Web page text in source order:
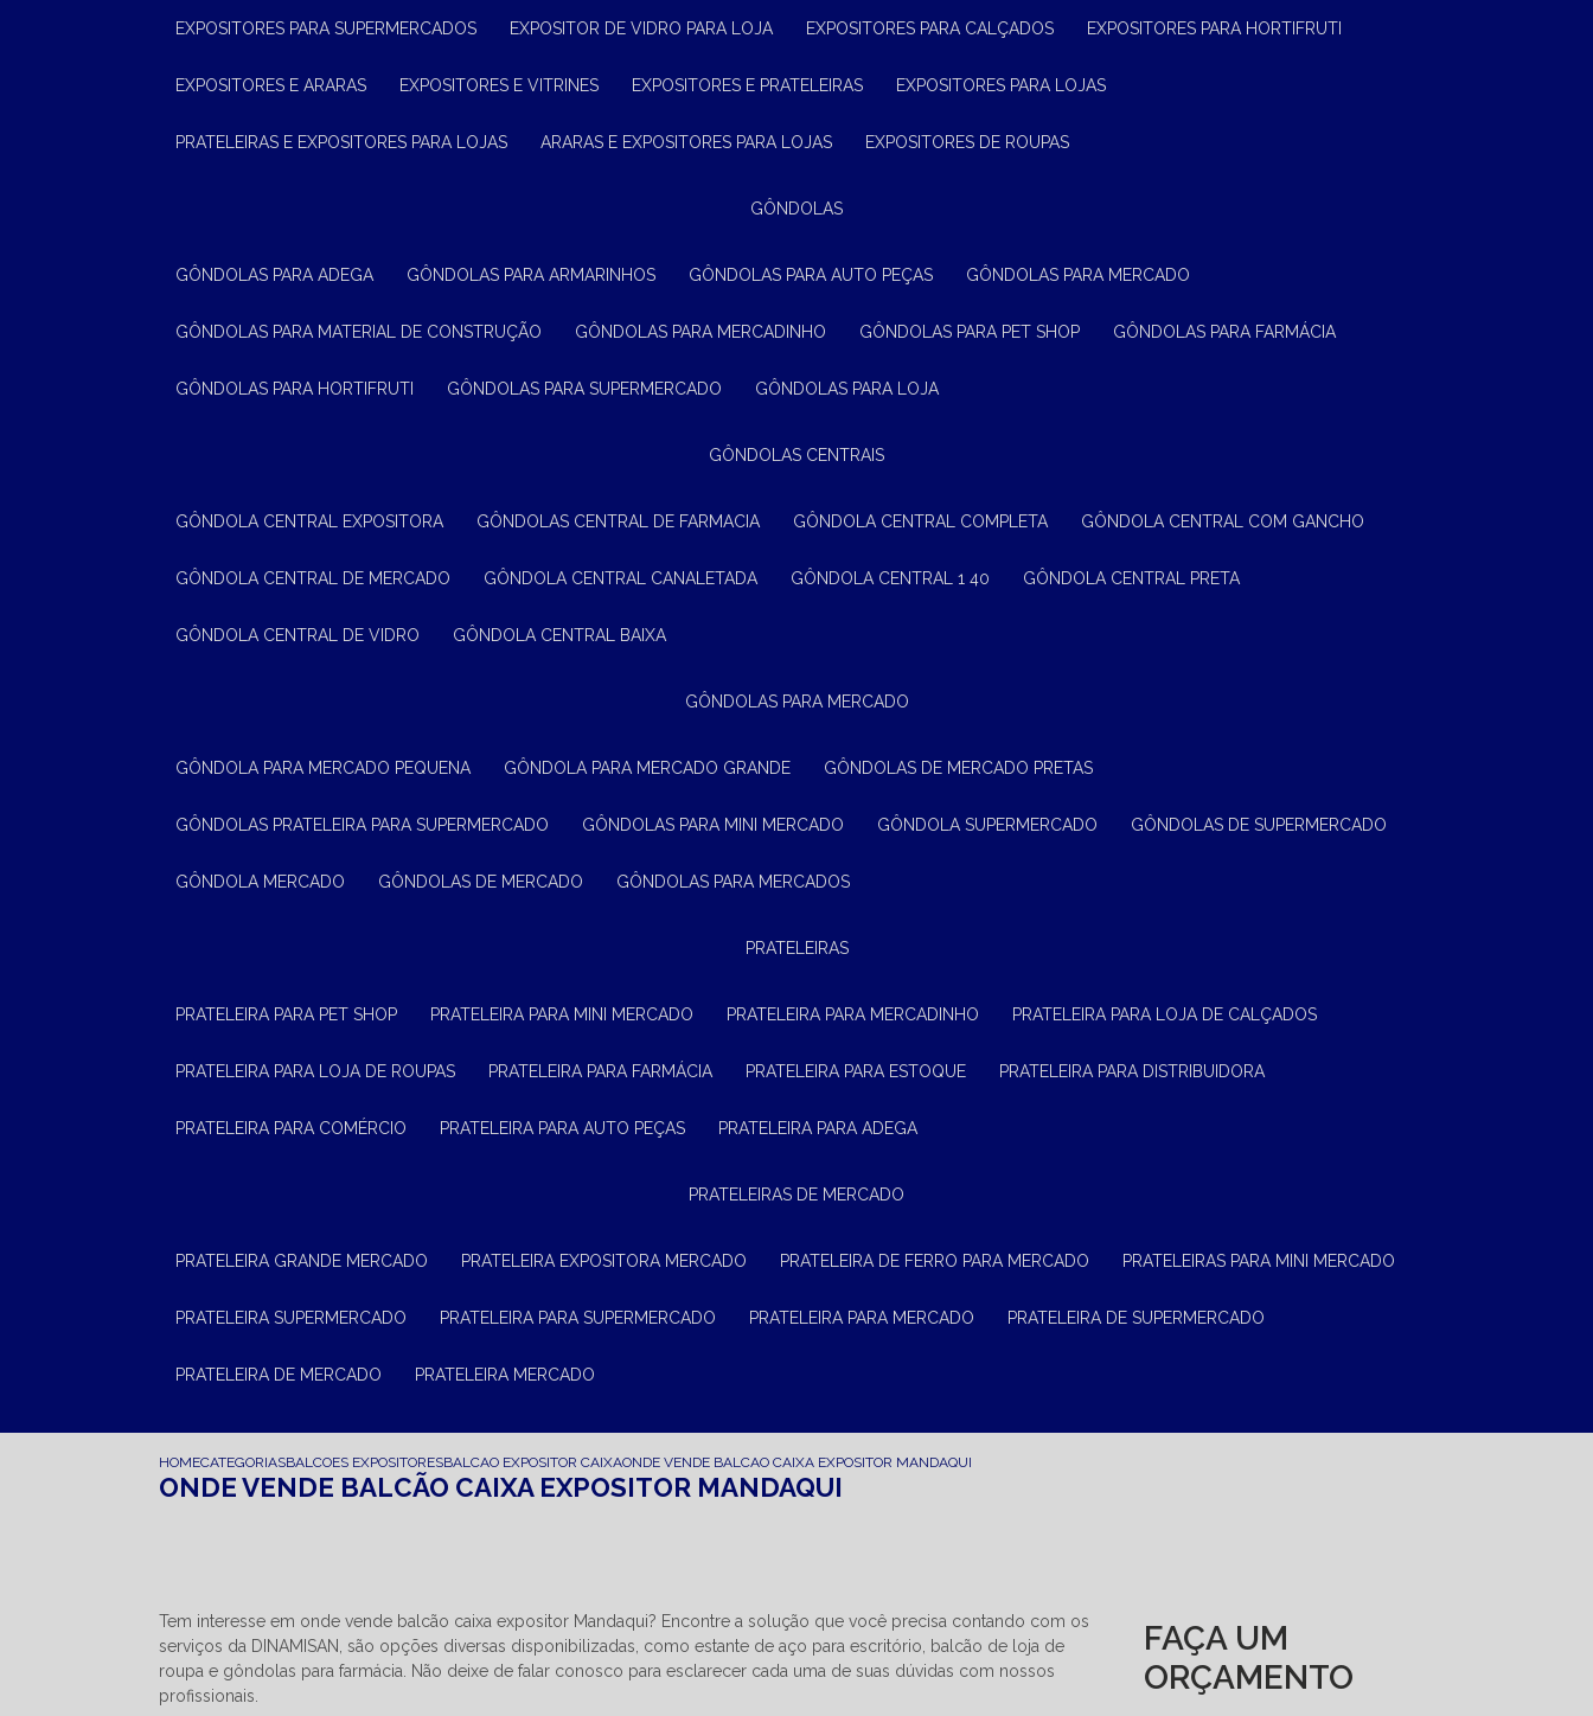
EXPOSITORES PARA SUPERMERCADOS EXPOSITOR DE VIDRO PARA LOJA EXPOSITORES PARA CALÇADOS EXPOSITORES PARA HORTIFRUTI
EXPOSITORES E ARARAS EXPOSITORES E VITRINES EXPOSITORES E PRATELEIRAS EXPOSITORES PARA LOJAS
PRATELEIRAS E EXPOSITORES PARA LOJAS ARARAS E EXPOSITORES PARA LOJAS EXPOSITORES DE ROUPAS
GÔNDOLAS
GÔNDOLAS PARA ADEGA GÔNDOLAS PARA ARMARINHOS GÔNDOLAS PARA AUTO PEÇAS GÔNDOLAS PARA MERCADO
GÔNDOLAS PARA MATERIAL DE CONSTRUÇÃO GÔNDOLAS PARA MERCADINHO GÔNDOLAS PARA PET SHOP GÔNDOLAS PARA FARMÁCIA
GÔNDOLAS PARA HORTIFRUTI GÔNDOLAS PARA SUPERMERCADO GÔNDOLAS PARA LOJA
GÔNDOLAS CENTRAIS
GÔNDOLA CENTRAL EXPOSITORA GÔNDOLAS CENTRAL DE FARMACIA GÔNDOLA CENTRAL COMPLETA GÔNDOLA CENTRAL COM GANCHO
GÔNDOLA CENTRAL DE MERCADO GÔNDOLA CENTRAL CANALETADA GÔNDOLA CENTRAL 1 40 GÔNDOLA CENTRAL PRETA
GÔNDOLA CENTRAL DE VIDRO GÔNDOLA CENTRAL BAIXA
GÔNDOLAS PARA MERCADO
GÔNDOLA PARA MERCADO PEQUENA GÔNDOLA PARA MERCADO GRANDE GÔNDOLAS DE MERCADO PRETAS
GÔNDOLAS PRATELEIRA PARA SUPERMERCADO GÔNDOLAS PARA MINI MERCADO GÔNDOLA SUPERMERCADO GÔNDOLAS DE SUPERMERCADO
GÔNDOLA MERCADO GÔNDOLAS DE MERCADO GÔNDOLAS PARA MERCADOS
PRATELEIRAS
PRATELEIRA PARA PET SHOP PRATELEIRA PARA MINI MERCADO PRATELEIRA PARA MERCADINHO PRATELEIRA PARA LOJA DE CALÇADOS
PRATELEIRA PARA LOJA DE ROUPAS PRATELEIRA PARA FARMÁCIA PRATELEIRA PARA ESTOQUE PRATELEIRA PARA DISTRIBUIDORA
PRATELEIRA PARA COMÉRCIO PRATELEIRA PARA AUTO PEÇAS PRATELEIRA PARA ADEGA
PRATELEIRAS DE MERCADO
PRATELEIRA GRANDE MERCADO PRATELEIRA EXPOSITORA MERCADO PRATELEIRA DE FERRO PARA MERCADO PRATELEIRAS PARA MINI MERCADO
PRATELEIRA SUPERMERCADO PRATELEIRA PARA SUPERMERCADO PRATELEIRA PARA MERCADO PRATELEIRA DE SUPERMERCADO
PRATELEIRA DE MERCADO PRATELEIRA MERCADO
HOMECATEGORIASBALCOES EXPOSITORESBALCAO EXPOSITOR CAIXAONDE VENDE BALCAO CAIXA EXPOSITOR MANDAQUI
ONDE VENDE BALCÃO CAIXA EXPOSITOR MANDAQUI
Tem interesse em onde vende balcão caixa expositor Mandaqui? Encontre a solução que você precisa contando com os
serviços da DINAMISAN, são opções diversas disponibilizadas, como estante de aço para escritório, balcão de loja de
roupa e gôndolas para farmácia. Não deixe de falar conosco para esclarecer cada uma de suas dúvidas com nossos
profissionais.
FAÇA UM
ORÇAMENTO